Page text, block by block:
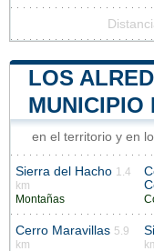
LOS
MUNICIPIO
en el territorio y en
Sierra del Hacho 1.4
km
Montañas
Cerro Maravillas 5.9
km